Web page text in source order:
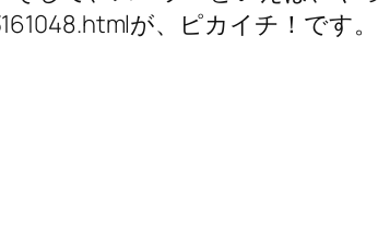
が、ピカイチ！です